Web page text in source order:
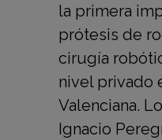
la primera
prótesis de
cirugía
nivel privado
Valenciana.
Ignacio